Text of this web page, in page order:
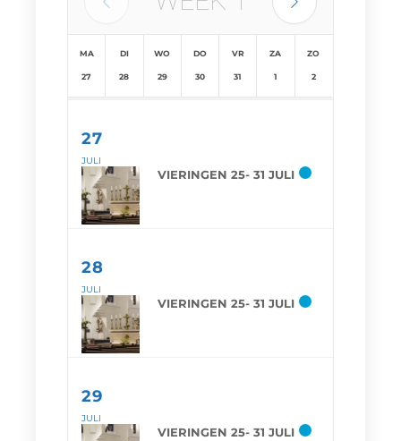
MA
27
DI
28
WO
29
DO
30
VR
31
ZA
1
ZO
2
27
JULI
VIERINGEN 25- 31 JULI
28
JULI
VIERINGEN 25- 31 JULI
29
JULI
VIERINGEN 25- 31 JULI